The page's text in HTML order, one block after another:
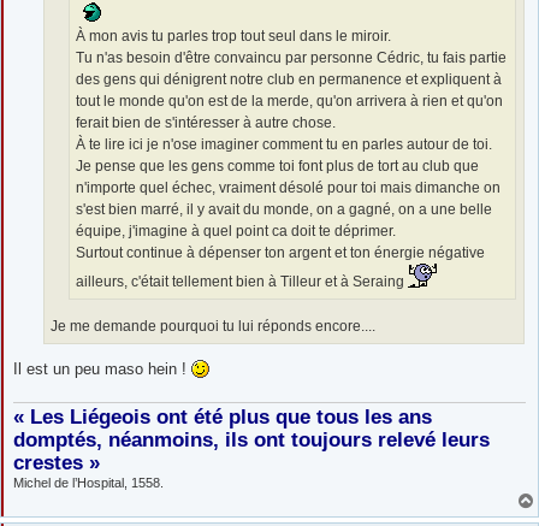
À mon avis tu parles trop tout seul dans le miroir.
Tu n'as besoin d'être convaincu par personne Cédric, tu fais partie
des gens qui dénigrent notre club en permanence et expliquent à
tout le monde qu'on est de la merde, qu'on arrivera à rien et qu'on
ferait bien de s'intéresser à autre chose.
À te lire ici je n'ose imaginer comment tu en parles autour de toi.
Je pense que les gens comme toi font plus de tort au club que
n'importe quel échec, vraiment désolé pour toi mais dimanche on
s'est bien marré, il y avait du monde, on a gagné, on a une belle
équipe, j'imagine à quel point ca doit te déprimer.
Surtout continue à dépenser ton argent et ton énergie négative
ailleurs, c'était tellement bien à Tilleur et à Seraing
Je me demande pourquoi tu lui réponds encore....
Il est un peu maso hein !
« Les Liégeois ont été plus que tous les ans
domptés, néanmoins, ils ont toujours relevé leurs
crestes »
Michel de l’Hospital, 1558.